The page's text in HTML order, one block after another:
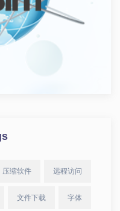
压缩软件 远程访问
文件下载 字体